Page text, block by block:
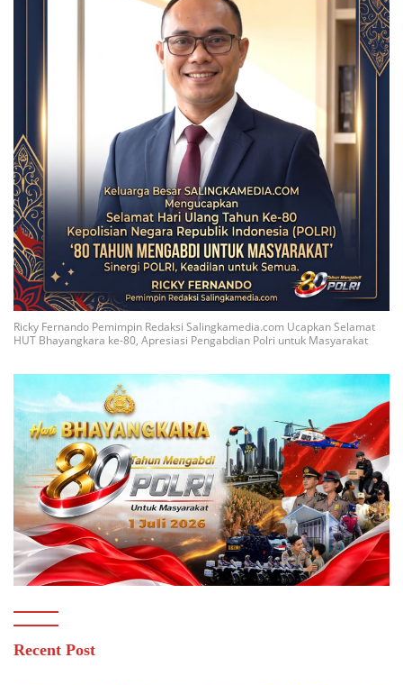
Ricky Fernando Pemimpin Redaksi Salingkamedia.com Ucapkan Selamat
HUT Bhayangkara ke-80, Apresiasi Pengabdian Polri untuk Masyarakat
Recent Post